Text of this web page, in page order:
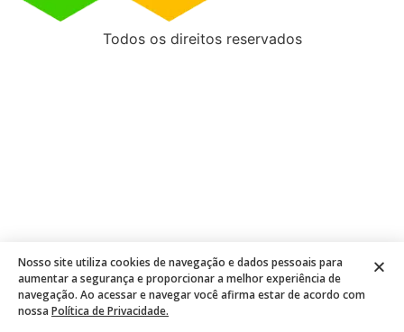
Todos os direitos reservados
Nosso site utiliza cookies de navegação e dados pessoais para
aumentar a segurança e proporcionar a melhor experiência de
navegação. Ao acessar e navegar você afirma estar de acordo com
nossa Política de Privacidade.